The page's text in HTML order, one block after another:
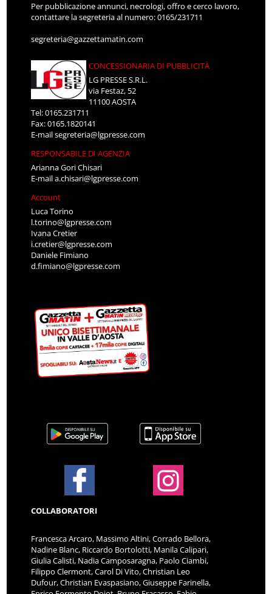
Per pubblicazione annunci, necrologi, offro e cerco lavoro,
contattare la segreteria al numero: 0165/231711
segreteria@gazzettamatin.com
CONCESSIONARIA DI PUBBLICITÀ
LG PRESSE S.R.L.
via Festaz, 52
11100 AOSTA
Tel: 0165.231711
Fax: 0165.1820141
E-mailsegreteria@lgpresse.com
RESPONSABILE DI AGENZIA
Arianna Gori Chisari
E-maila.chisari@lgpresse.com
Account
Luca Torino
l.torino@lgpresse.com
Ivana Cretier
i.cretier@lgpresse.com
Daniele Fimiano
d.fimiano@lgpresse.com
COLLABORATORI
Francesca Arcaro, Massimo Altini, Corrado Bellora,
Nadine Blanc, Riccardo Bortolotti, Manila Calipari,
Giulia Calisti, Nadia Camposaragna, Paolo Ciambi,
Filippo Clermont, Carol Di Vito, Christian Leo
Dufour, Christian Evaspasiano, Giuseppe Farinella,